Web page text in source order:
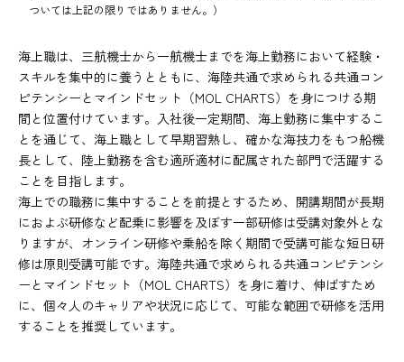
ついては上記の限りではありません。）
海上職は、三航機士から一航機士までを海上勤務において経験・
スキルを集中的に養うとともに、海陸共通で求められる共通コン
ピテンシーとマインドセット（MOL CHARTS）を身につける期
間と位置付けています。入社後一定期間、海上勤務に集中するこ
とを通じて、海上職として早期習熟し、確かな海技力をもつ船機
長として、陸上勤務を含む適所適材に配属された部門で活躍する
ことを目指します。
海上での職務に集中することを前提とするため、開講期間が長期
におよぶ研修など配乗に影響を及ぼす一部研修は受講対象外とな
りますが、オンライン研修や乗船を除く期間で受講可能な短日研
修は原則受講可能です。海陸共通で求められる共通コンピテンシ
ーとマインドセット（MOL CHARTS）を身に着け、伸ばすため
に、個々人のキャリアや状況に応じて、可能な範囲で研修を活用
することを推奨しています。